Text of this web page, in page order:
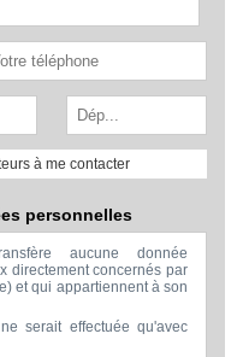
à me contacter
personnelles
aucune donnée
directement concernés par
et qui appartiennent à son
serait effectuée qu'avec